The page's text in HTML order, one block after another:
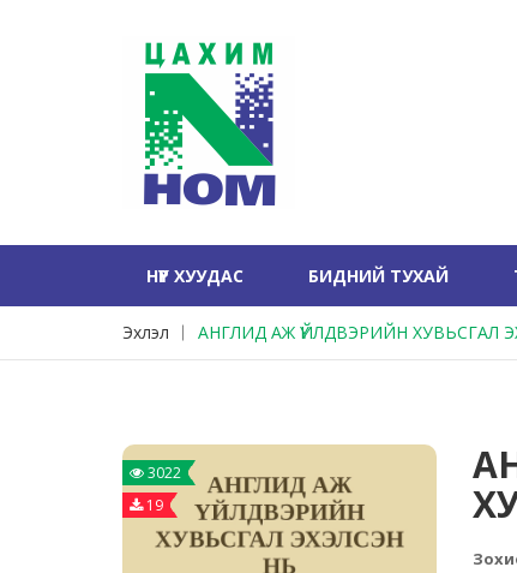
НҮҮР ХУУДАС БИДНИЙ ТУХАЙ
Эхлэл АНГЛИД АЖ ҮЙЛДВЭРИЙН ХУВЬСГАЛ
3022
19